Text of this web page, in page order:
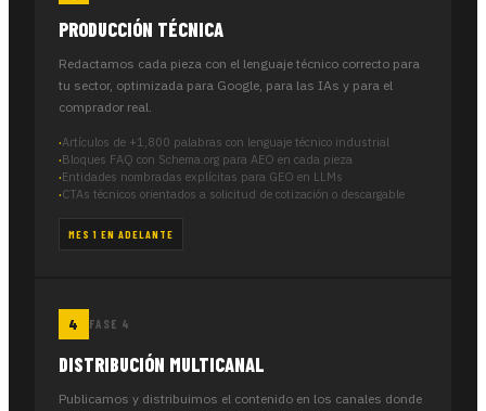
PRODUCCIÓN TÉCNICA
Redactamos cada pieza con el lenguaje técnico correcto para
tu sector, optimizada para Google, para las IAs y para el
comprador real.
Artículos de +1,800 palabras con lenguaje técnico industrial
Bloques FAQ con Schema.org para AEO en cada pieza
Entidades nombradas explícitas para GEO en LLMs
CTAs técnicos orientados a solicitud de cotización o descargable
MES 1 EN ADELANTE
FASE 4
DISTRIBUCIÓN MULTICANAL
Publicamos y distribuimos el contenido en los canales donde